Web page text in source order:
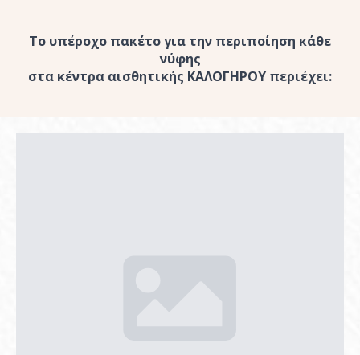
Το υπέροχο πακέτο για την περιποίηση κάθε
νύφης
στα κέντρα αισθητικής ΚΑΛΟΓΗΡΟΥ περιέχει: